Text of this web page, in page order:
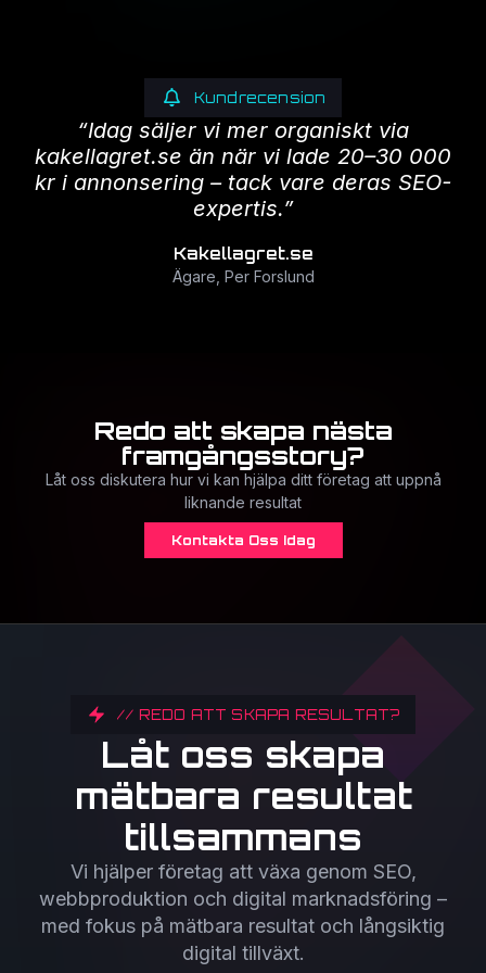
Kundrecension
“Idag säljer vi mer organiskt via
kakellagret.se än när vi lade 20–30 000
kr i annonsering – tack vare deras SEO-
expertis.”
Kakellagret.se
Ägare, Per Forslund
Redo att skapa nästa
framgångsstory?
Låt oss diskutera hur vi kan hjälpa ditt företag att uppnå
liknande resultat
Kontakta Oss Idag
// REDO ATT SKAPA RESULTAT?
Låt oss skapa
mätbara resultat
tillsammans
Vi hjälper företag att växa genom SEO,
webbproduktion och digital marknadsföring –
med fokus på mätbara resultat och långsiktig
digital tillväxt.